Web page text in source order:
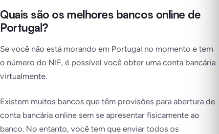
Quais são os melhores bancos online de
Portugal?
Se você não está morando em Portugal no momento e tem
o número do NIF, é possível você obter uma conta bancária
virtualmente.
Existem muitos bancos que têm provisões para abertura de
conta bancária online sem se apresentar fisicamente ao
banco. No entanto, você tem que enviar todos os